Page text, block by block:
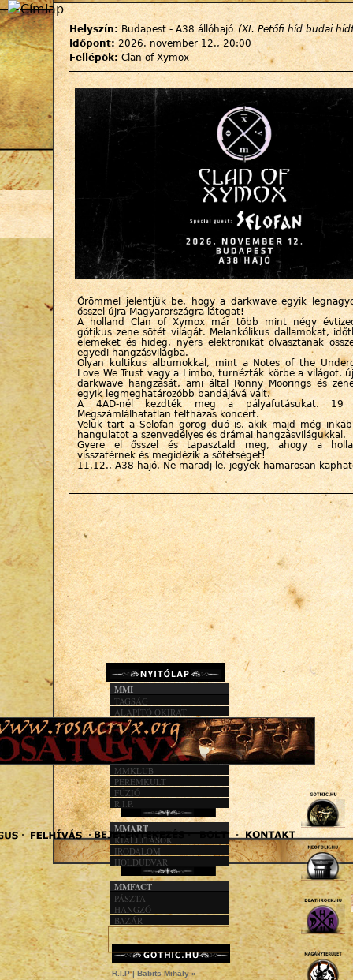
Jump to navigation
Helyszín: Budapest - A38 állóhajó (XI. Petőfi híd budai
Időpont: 2026. november 12., 20:00
Fellépők: Clan of Xymox
Örömmel jelentjük be, hogy a darkwave egyik
ősszel újra Magyarországra látogat!
A holland Clan of Xymox már több mint négy
gótikus zene sötét világát. Melankólikus dallamokat,
elemeket és hideg, nyers elektronikát olvasztanak
egyedi hangzásvilágba.
Olyan kultikus albumokkal, mint a Notes of the
Love We Trust vagy a Limbo, turnézták körbe a világot,
darkwave hangzását, ami által Ronny Moorings és
egyik legmeghatározóbb bandájává vált.
A 4AD-nél kezdték meg a pályafutásukat. 19
Megszámlálhatatlan teltházas koncert.
Velük tart a Selofan görög duó is, akik majd még
hangulatot a szenvedélyes és drámai hangzásvilágukkal.
Gyere el ősszel és tapasztald meg, ahogy a
visszatérnek és megidézik a sötétséget!
11.12., A38 hajó. Ne maradj le, jegyek hamarosan
MMI
TAGSÁG
ALAPÍTÓ OKIRAT
KÖZHASZN. JEL.
1%
MMACT
MMKLUB
PEREMKULT
FÚZIÓ
R.I.P.
MMART
KIÁLLÍTÁSOK
IRODALOM
HOLDUDVAR
MMFACT
PÁSZTA
HANGZÓ
BAZÁR
R.I.P | Babits Mihály »